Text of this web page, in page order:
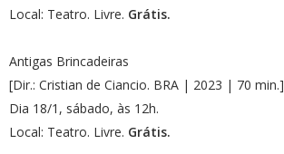
Local: Teatro. Livre. Grátis.
Antigas Brincadeiras
[Dir.: Cristian de Ciancio. BRA | 2023 | 70 min.]
Dia 18/1, sábado, às 12h.
Local: Teatro. Livre. Grátis.